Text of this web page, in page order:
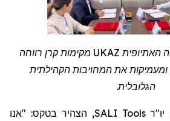
האתיופית UKAZ מקימות קרן רווחה
את המחויבות הקהילתית
הגלובלית.
יו"רSALI Tools, הצהיר בטקס: "אנו